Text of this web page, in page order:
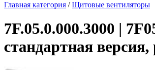
Главная категория / Щитовые вентиляторы
7F.05.0.000.3000 |
стандартная версия,